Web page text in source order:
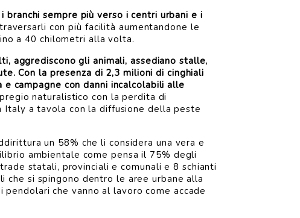
sempre più verso i centri urbani e i
con più facilità aumentandone le
a 40 chilometri alla volta.
aggrediscono gli animali, assediano stalle,
Con la presenza di 2,3 milioni di cinghiali
campagne con danni incalcolabili alle
naturalistico con la perdita di
Italy a tavola con la diffusione della peste
un 58% che li considera una vera e
ambientale come pensa il 75% degli
statali, provinciali e comunali e 8 schianti
che si spingono dentro le aree urbane alla
pendolari che vanno al lavoro come accade